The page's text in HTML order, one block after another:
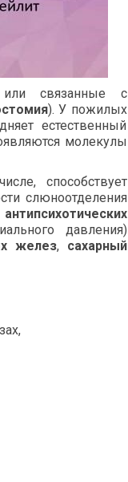
или связанные с
). У пожилых
естественный
молекулы
способствует
слюноотделения
давления)
желез, сахарный